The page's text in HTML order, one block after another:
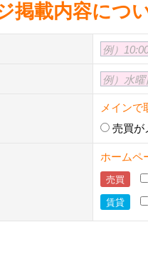
掲載内容につ
例）
例）水曜
メイン
売買が
ホームペ
売買
賃貸